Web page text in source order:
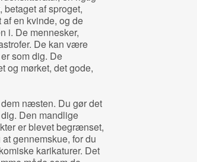
af sproget,
en kvinde, og de
i. De mennesker,
De kan være
som dig. De
og mørket, det gode,
næsten. Du gør det
Den mandlige
er blevet begrænset,
gennemskue, for du
karikaturer. Det